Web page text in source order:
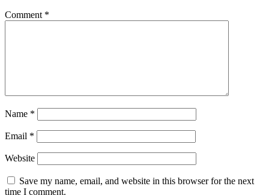
Comment *
Name *
Email *
Website
Save my name, email, and website in this browser for the next
time I comment.